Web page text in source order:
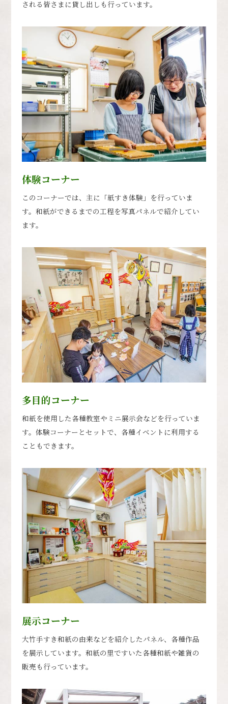
される皆さまに貸し出しも行っています。
体験コーナー
このコーナーでは、主に「紙すき体験」を行っていま
す。和紙ができるまでの工程を写真パネルで紹介してい
ます。
多目的コーナー
和紙を使用した各種教室やミニ展示会などを行っていま
す。体験コーナーとセットで、各種イベントに利用する
こともできます。
展示コーナー
大竹手すき和紙の由来などを紹介したパネル、各種作品
を展示しています。和紙の里ですいた各種和紙や雑貨の
販売も行っています。